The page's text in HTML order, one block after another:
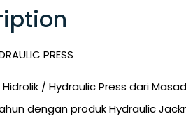
PRESS
Hidrolik / Hydraulic Press dari
dengan produk Hydraulic